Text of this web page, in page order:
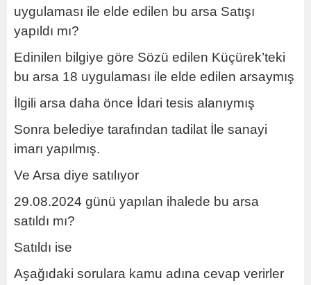
uygulaması ile elde edilen bu arsa Satışı
yapıldı mı?
Edinilen bilgiye göre Sözü edilen Küçürek’teki
bu arsa 18 uygulaması ile elde edilen arsaymış
İlgili arsa daha önce İdari tesis alanıymış
Sonra belediye tarafından tadilat İle sanayi
imarı yapılmış.
Ve Arsa diye satılıyor
29.08.2024 günü yapılan ihalede bu arsa
satıldı mı?
Satıldı ise
Aşağıdaki sorulara kamu adına cevap verirler